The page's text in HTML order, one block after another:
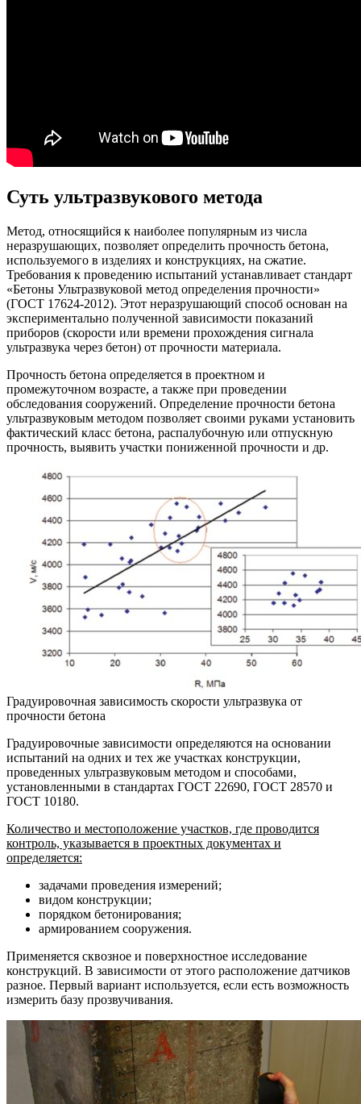
Суть ультразвукового метода
Метод, относящийся к наиболее популярным из числа
неразрушающих, позволяет определить прочность бетона,
используемого в изделиях и конструкциях, на сжатие.
Требования к проведению испытаний устанавливает стандарт
«Бетоны Ультразвуковой метод определения прочности»
(ГОСТ 17624-2012). Этот неразрушающий способ основан на
экспериментально полученной зависимости показаний
приборов (скорости или времени прохождения сигнала
ультразвука через бетон) от прочности материала.
Прочность бетона определяется в проектном и
промежуточном возрасте, а также при проведении
обследования сооружений. Определение прочности бетона
ультразвуковым методом позволяет своими руками установить
фактический класс бетона, распалубочную или отпускную
прочность, выявить участки пониженной прочности и др.
Градуировочная зависимость скорости ультразвука от
прочности бетона
Градуировочные зависимости определяются на основании
испытаний на одних и тех же участках конструкции,
проведенных ультразвуковым методом и способами,
установленными в стандартах ГОСТ 22690, ГОСТ 28570 и
ГОСТ 10180.
Количество и местоположение участков, где проводится
контроль, указывается в проектных документах и
определяется:
задачами проведения измерений;
видом конструкции;
порядком бетонирования;
армированием сооружения.
Применяется сквозное и поверхностное исследование
конструкций. В зависимости от этого расположение датчиков
разное. Первый вариант используется, если есть возможность
измерить базу прозвучивания.